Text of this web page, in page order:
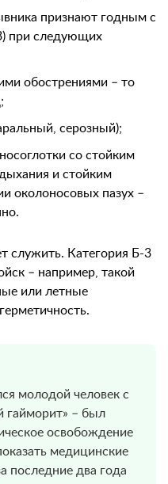
признают годным с
при следующих
обострениями – то
серозный);
со стойким
и стойким
околоносовых пазух –
служить. Категория Б-3
– например, такой
или летные
молодой человек с
гайморит» – был
освобождение
медицинские
последние два года